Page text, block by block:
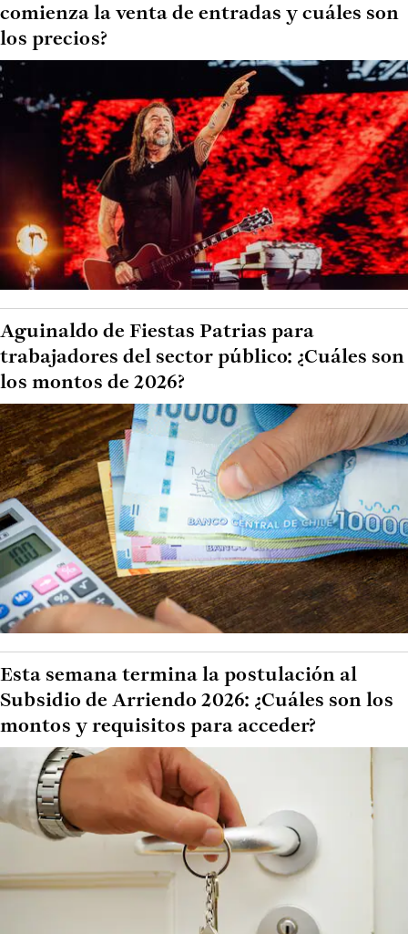
comienza la venta de entradas y cuáles son
los precios?
Aguinaldo de Fiestas Patrias para
trabajadores del sector público: ¿Cuáles son
los montos de 2026?
Esta semana termina la postulación al
Subsidio de Arriendo 2026: ¿Cuáles son los
montos y requisitos para acceder?